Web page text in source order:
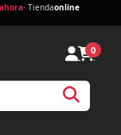
· Tiendaonline
0